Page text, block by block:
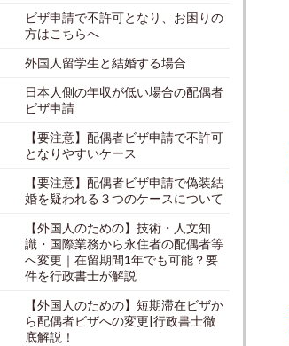
ビザ申請で不許可となり、お困りの
方はこちらへ
外国人留学生と結婚する場合
日本人側の年収が低い場合の配偶者
ビザ申請
【要注意】配偶者ビザ申請で不許可
となりやすいケース
【要注意】配偶者ビザ申請で偽装結
婚を疑われる３つのケースについて
【外国人のための】技術・人文知
識・国際業務から永住者の配偶者等
へ変更｜在留期間1年でも可能？要
件を行政書士が解説
【外国人のための】短期滞在ビザか
ら配偶者ビザへの変更|行政書士徹
底解説！